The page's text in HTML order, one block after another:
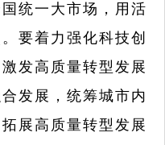
统一大市场，用活
要着力强化科技创
发高质量转型发展
发展，统筹城市内
展高质量转型发展